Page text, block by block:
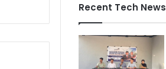
Recent Tech News